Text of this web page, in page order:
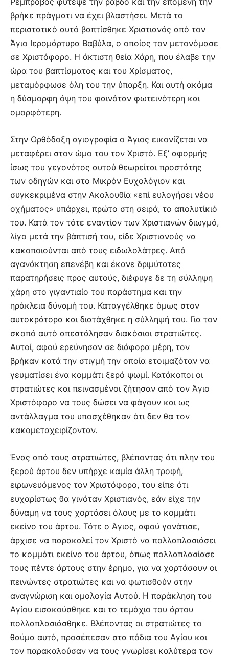
βρήκε πράγματι να έχει βλαστήσει. Μετά το
περιστατικό αυτό βαπτίσθηκε Χριστιανός από τον
Άγιο Ιερομάρτυρα Βαβύλα, ο οποίος τον μετονόμασε
σε Χριστόφορο. Η άκτιστη θεία Χάρη, που έλαβε την
ώρα του βαπτίσματος και του Χρίσματος,
μεταμόρφωσε όλη του την ύπαρξη. Και αυτή ακόμα
η δύσμορφη όψη του φαινόταν φωτεινότερη και
ομορφότερη.
Στην Ορθόδοξη αγιογραφία ο Άγιος εικονίζεται να
μεταφέρει στον ώμο του τον Χριστό. Εξ’ αφορμής
ίσως του γεγονότος αυτού θεωρείται προστάτης
των οδηγών και στο Μικρόν Ευχολόγιον και
συγκεκριμένα στην Ακολουθία «επί ευλογήσει νέου
οχήματος» υπάρχει, πρώτο στη σειρά, το απολυτίκιό
του. Κατά τον τότε εναντίον των Χριστιανών διωγμό,
λίγο μετά την βάπτισή του, είδε Χριστιανούς να
κακοποιούνται από τους ειδωλολάτρες. Από
αγανάκτηση επενέβη και έκανε δριμύτατες
παρατηρήσεις προς αυτούς, διέφυγε δε τη σύλληψη
χάρη στο γιγαντιαίο του παράστημα και την
ηράκλεια δύναμή του. Καταγγέλθηκε όμως στον
αυτοκράτορα και διατάχθηκε η σύλληψή του. Για τον
σκοπό αυτό απεστάλησαν διακόσιοι στρατιώτες.
Αυτοί, αφού ερεύνησαν σε διάφορα μέρη, τον
βρήκαν κατά την στιγμή την οποία ετοιμαζόταν να
γευματίσει ένα κομμάτι ξερό ψωμί. Κατάκοποι οι
στρατιώτες και πεινασμένοι ζήτησαν από τον Άγιο
Χριστόφορο να τους δώσει να φάγουν και ως
αντάλλαγμα του υποσχέθηκαν ότι δεν θα τον
κακομεταχειρίζονταν.
Ένας από τους στρατιώτες, βλέποντας ότι πλην του
ξερού άρτου δεν υπήρχε καμία άλλη τροφή,
ειρωνευόμενος τον Χριστόφορο, του είπε ότι
ευχαρίστως θα γινόταν Χριστιανός, εάν είχε την
δύναμη να τους χορτάσει όλους με το κομμάτι
εκείνο του άρτου. Τότε ο Άγιος, αφού γονάτισε,
άρχισε να παρακαλεί τον Χριστό να πολλαπλασιάσει
το κομμάτι εκείνο του άρτου, όπως πολλαπλασίασε
τους πέντε άρτους στην έρημο, για να χορτάσουν οι
πεινώντες στρατιώτες και να φωτισθούν στην
αναγνώριση και ομολογία Αυτού. Η παράκληση του
Αγίου εισακούσθηκε και το τεμάχιο του άρτου
πολλαπλασιάσθηκε. Βλέποντας οι στρατιώτες το
θαύμα αυτό, προσέπεσαν στα πόδια του Αγίου και
τον παρακαλούσαν να τους γνωρίσει καλύτερα τον